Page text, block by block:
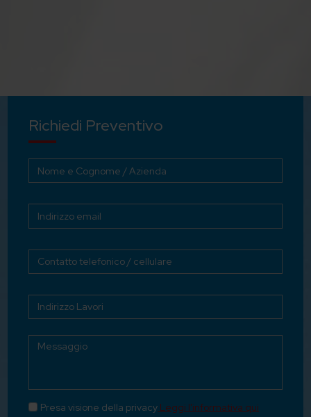
Richiedi Preventivo
Presa visione della privacy Leggi l'informativa qui